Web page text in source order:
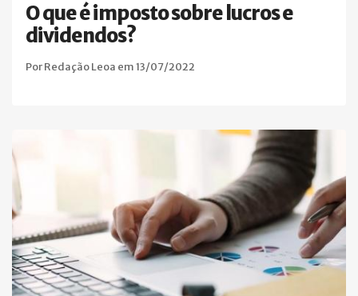
O que é imposto sobre lucros e
dividendos?
Por Redação Leoa em 13/07/2022